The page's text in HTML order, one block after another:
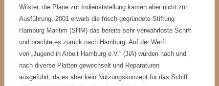
Wilster, die Pläne zur Indienststellung kamen aber nicht zur
Ausführung. 2001 erwarb die frisch gegründete Stiftung
Hamburg Maritim (SHM) das bereits sehr verwahrloste Schiff
und brachte es zurück nach Hamburg. Auf der Werft
von „Jugend in Arbeit Hamburg e.V.“ (JiA) wurden nach und
nach diverse Platten gewechselt und Reparaturen
ausgeführt, da es aber kein Nutzungskonzept für das Schiff